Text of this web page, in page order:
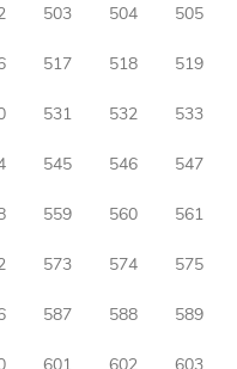
503 504 505
517 518 519
531 532 533
545 546 547
559 560 561
573 574 575
587 588 589
601 602 603